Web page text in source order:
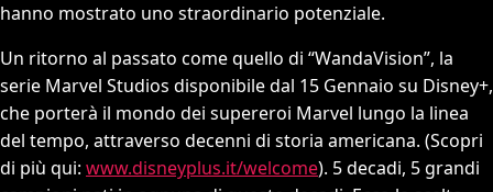
hanno mostrato uno straordinario potenziale.
Un ritorno al passato come quello di “WandaVision”, la
serie Marvel Studios disponibile dal 15 Gennaio su Disney+,
che porterà il mondo dei supereroi Marvel lungo la linea
del tempo, attraverso decenni di storia americana. (Scopri
di più qui: www.disneyplus.it/welcome). 5 decadi, 5 grandi